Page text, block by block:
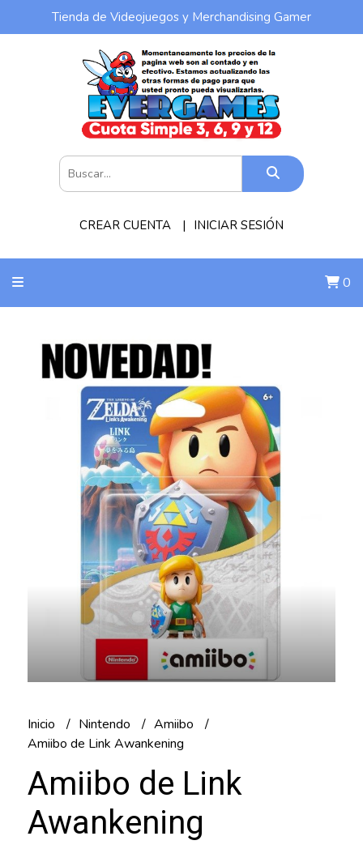
Tienda de Videojuegos y Merchandising Gamer
CREAR CUENTA INICIAR SESIÓN
0
Inicio Nintendo
Amiibo
Amiibo de Link Awankening
Amiibo de Link
Awankening